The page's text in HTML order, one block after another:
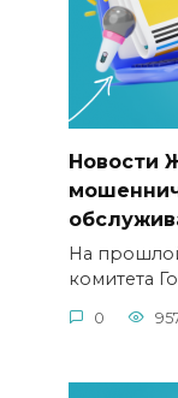
Новости
На
комитета
0